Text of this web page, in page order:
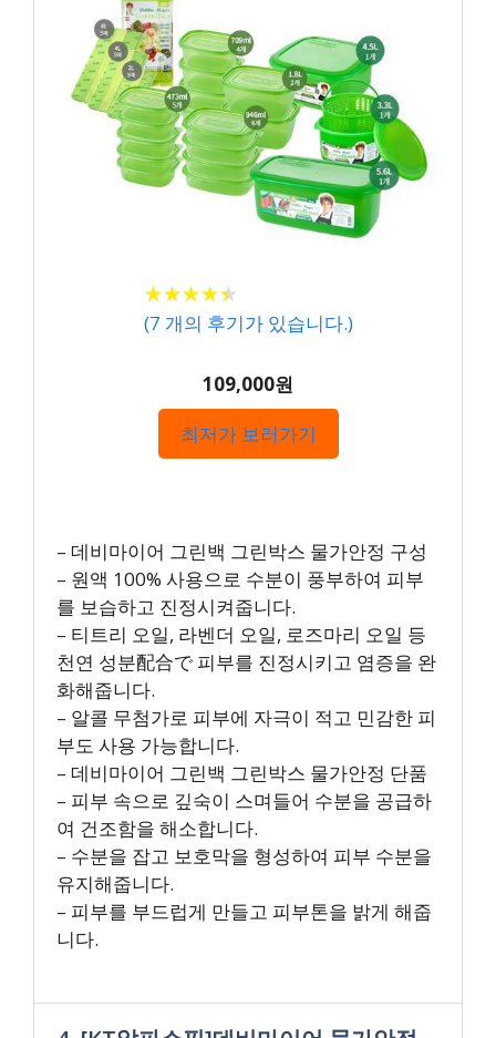
★★★★★
★★★★★
(7 개의 후기가 있습니다.)
109,000원
최저가 보러가기
– 데비마이어 그린백 그린박스 물가안정 구성
– 원액 100% 사용으로 수분이 풍부하여 피부
를 보습하고 진정시켜줍니다.
– 티트리 오일, 라벤더 오일, 로즈마리 오일 등
천연 성분配合で 피부를 진정시키고 염증을 완
화해줍니다.
– 알콜 무첨가로 피부에 자극이 적고 민감한 피
부도 사용 가능합니다.
– 데비마이어 그린백 그린박스 물가안정 단품
– 피부 속으로 깊숙이 스며들어 수분을 공급하
여 건조함을 해소합니다.
– 수분을 잡고 보호막을 형성하여 피부 수분을
유지해줍니다.
– 피부를 부드럽게 만들고 피부톤을 밝게 해줍
니다.